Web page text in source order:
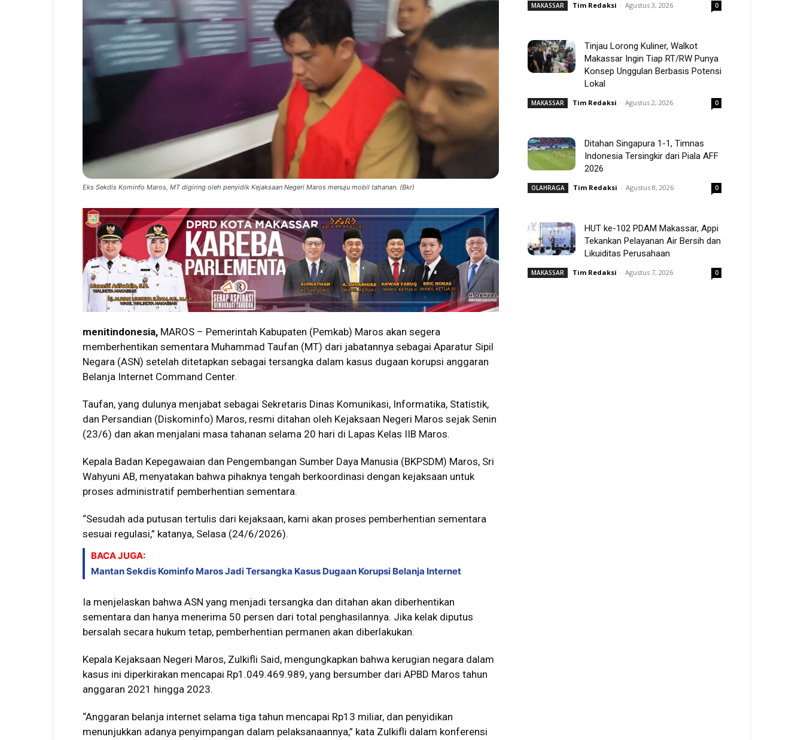
Eks Sekdis Kominfo Maros, MT digiring oleh penyidik Kejaksaan Negeri Maros menuju mobil tahanan. (Bkr)
menitindonesia, MAROS – Pemerintah Kabupaten (Pemkab) Maros akan segera
memberhentikan sementara Muhammad Taufan (MT) dari jabatannya sebagai Aparatur Sipil
Negara (ASN) setelah ditetapkan sebagai tersangka dalam kasus dugaan korupsi anggaran
Belanja Internet Command Center.
Taufan, yang dulunya menjabat sebagai Sekretaris Dinas Komunikasi, Informatika, Statistik,
dan Persandian (Diskominfo) Maros, resmi ditahan oleh Kejaksaan Negeri Maros sejak Senin
(23/6) dan akan menjalani masa tahanan selama 20 hari di Lapas Kelas IIB Maros.
Kepala Badan Kepegawaian dan Pengembangan Sumber Daya Manusia (BKPSDM) Maros, Sri
Wahyuni AB, menyatakan bahwa pihaknya tengah berkoordinasi dengan kejaksaan untuk
proses administratif pemberhentian sementara.
“Sesudah ada putusan tertulis dari kejaksaan, kami akan proses pemberhentian sementara
sesuai regulasi,” katanya, Selasa (24/6/2026).
BACA JUGA:
Mantan Sekdis Kominfo Maros Jadi Tersangka Kasus Dugaan Korupsi Belanja Internet
Ia menjelaskan bahwa ASN yang menjadi tersangka dan ditahan akan diberhentikan
sementara dan hanya menerima 50 persen dari total penghasilannya. Jika kelak diputus
bersalah secara hukum tetap, pemberhentian permanen akan diberlakukan.
Kepala Kejaksaan Negeri Maros, Zulkifli Said, mengungkapkan bahwa kerugian negara dalam
kasus ini diperkirakan mencapai Rp1.049.469.989, yang bersumber dari APBD Maros tahun
anggaran 2021 hingga 2023.
“Anggaran belanja internet selama tiga tahun mencapai Rp13 miliar, dan penyidikan
menunjukkan adanya penyimpangan dalam pelaksanaannya,” kata Zulkifli dalam konferensi
MAKASSAR Tim Redaksi - Agustus 3, 2026 0
Tinjau Lorong Kuliner, Walkot
Makassar Ingin Tiap RT/RW Punya
Konsep Unggulan Berbasis Potensi
Lokal
MAKASSAR Tim Redaksi - Agustus 2, 2026 0
Ditahan Singapura 1-1, Timnas
Indonesia Tersingkir dari Piala AFF
2026
OLAHRAGA Tim Redaksi - Agustus 8, 2026 0
HUT ke-102 PDAM Makassar, Appi
Tekankan Pelayanan Air Bersih dan
Likuiditas Perusahaan
MAKASSAR Tim Redaksi - Agustus 7, 2026 0